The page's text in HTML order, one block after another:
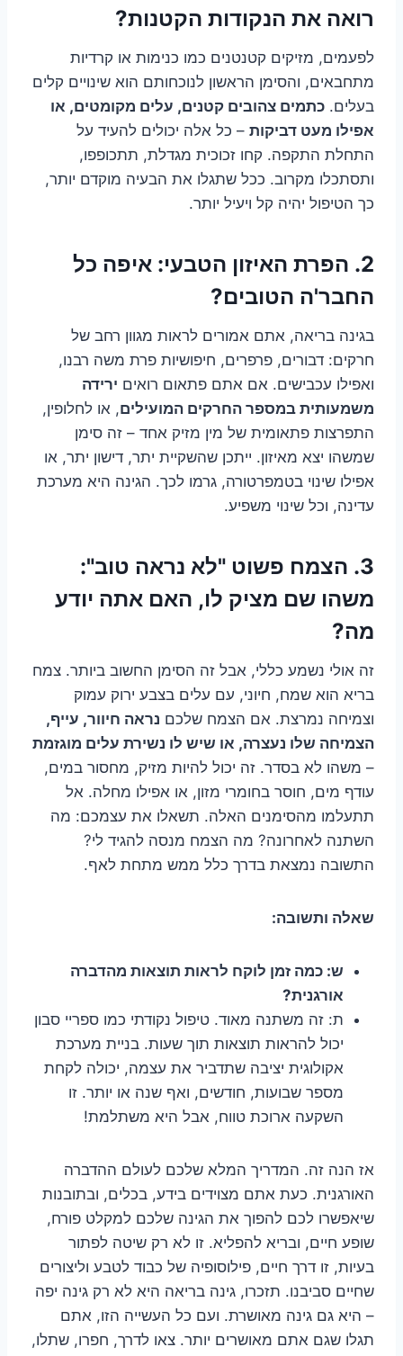
רואה את הנקודות הקטנות?
לפעמים, מזיקים קטנטנים כמו כנימות או קרדיות
מתחבאים, והסימן הראשון לנוכחותם הוא שינויים קלים
בעלים. כתמים צהובים קטנים, עלים מקומטים, או
אפילו מעט דביקות – כל אלה יכולים להעיד על
התחלת התקפה. קחו זכוכית מגדלת, תתכופפו,
ותסתכלו מקרוב. ככל שתגלו את הבעיה מוקדם יותר,
כך הטיפול יהיה קל ויעיל יותר.
2. הפרת האיזון הטבעי: איפה כל
החבר'ה הטובים?
בגינה בריאה, אתם אמורים לראות מגוון רחב של
חרקים: דבורים, פרפרים, חיפושיות פרת משה רבנו,
ואפילו עכבישים. אם אתם פתאום רואים ירידה
משמעותית במספר החרקים המועילים, או לחלופין,
התפרצות פתאומית של מין מזיק אחד – זה סימן
שמשהו יצא מאיזון. ייתכן שהשקיית יתר, דישון יתר, או
אפילו שינוי בטמפרטורה, גרמו לכך. הגינה היא מערכת
עדינה, וכל שינוי משפיע.
3. הצמח פשוט "לא נראה טוב":
משהו שם מציק לו, האם אתה יודע
מה?
זה אולי נשמע כללי, אבל זה הסימן החשוב ביותר. צמח
בריא הוא שמח, חיוני, עם עלים בצבע ירוק עמוק
וצמיחה נמרצת. אם הצמח שלכם נראה חיוור, עייף,
הצמיחה שלו נעצרה, או שיש לו נשירת עלים מוגזמת
– משהו לא בסדר. זה יכול להיות מזיק, מחסור במים,
עודף מים, חוסר בחומרי מזון, או אפילו מחלה. אל
תתעלמו מהסימנים האלה. תשאלו את עצמכם: מה
השתנה לאחרונה? מה הצמח מנסה להגיד לי?
התשובה נמצאת בדרך כלל ממש מתחת לאף.
שאלה ותשובה:
ש: כמה זמן לוקח לראות תוצאות מהדברה
אורגנית?
ת: זה משתנה מאוד. טיפול נקודתי כמו ספריי סבון
יכול להראות תוצאות תוך שעות. בניית מערכת
אקולוגית יציבה שתדביר את עצמה, יכולה לקחת
מספר שבועות, חודשים, ואף שנה או יותר. זו
השקעה ארוכת טווח, אבל היא משתלמת!
אז הנה זה. המדריך המלא שלכם לעולם ההדברה
האורגנית. כעת אתם מצוידים בידע, בכלים, ובתובנות
שיאפשרו לכם להפוך את הגינה שלכם למקלט פורח,
שופע חיים, ובריא להפליא. זו לא רק שיטה לפתור
בעיות, זו דרך חיים, פילוסופיה של כבוד לטבע וליצורים
שחיים סביבנו. תזכרו, גינה בריאה היא לא רק גינה יפה
– היא גם גינה מאושרת. ועם כל העשייה הזו, אתם
תגלו שגם אתם מאושרים יותר. צאו לדרך, חפרו, שתלו,